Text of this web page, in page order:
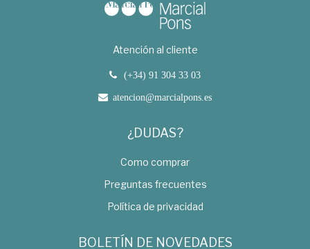
Atención al cliente
(+34) 91 304 33 03
atencion@marcialpons.es
¿DUDAS?
Como comprar
Preguntas frecuentes
Política de privacidad
BOLETÍN DE NOVEDADES